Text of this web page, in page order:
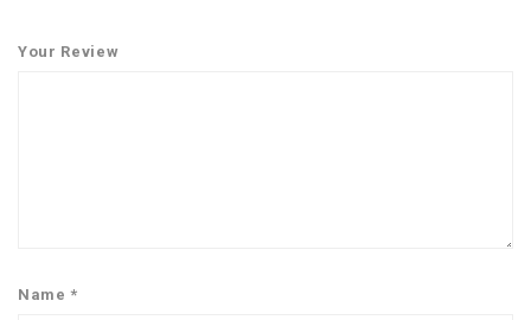
Your Review
Name*